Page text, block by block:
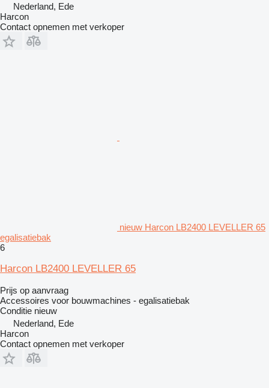
Nederland, Ede
Harcon
Contact opnemen met verkoper
nieuw Harcon LB2400 LEVELLER 65
egalisatiebak
6
Harcon LB2400 LEVELLER 65
Prijs op aanvraag
Accessoires voor bouwmachines - egalisatiebak
Conditie nieuw
Nederland, Ede
Harcon
Contact opnemen met verkoper